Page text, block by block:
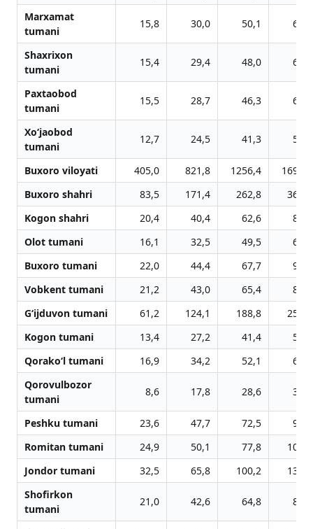
Marxamat
tumani
15,8 30,0 50,1 67,1
Shaxrixon
tumani
15,4 29,4 48,0 64,1
Paxtaobod
tumani
15,5 28,7 46,3 61,9
Xo‘jaobod
tumani
12,7 24,5 41,3 55,4
Buxoro viloyati 405,0 821,8 1256,4
1699,8
Buxoro shahri
83,5 171,4 262,8
361,6
Kogon shahri
20,4 40,4 62,6
87,5
Olot tumani
16,1 32,5 49,5
66,7
Buxoro tumani
22,0 44,4 67,7
91,0
Vobkent tumani
21,2 43,0 65,4
88,8
G‘ijduvon tumani
61,2 124,1 188,8
254,4
Kogon tumani
13,4 27,2 41,4
55,9
Qorako‘l tumani
16,9 34,2 52,1
69,9
Qorovulbozor
tumani
8,6 17,8 28,6 35,6
Peshku tumani 23,6 47,7 72,5
97,6
Romitan tumani
24,9 50,1 77,8
103,1
Jondor tumani
32,5 65,8 100,2
134,8
Shofirkon
tumani
21,0 42,6 64,8 87,6